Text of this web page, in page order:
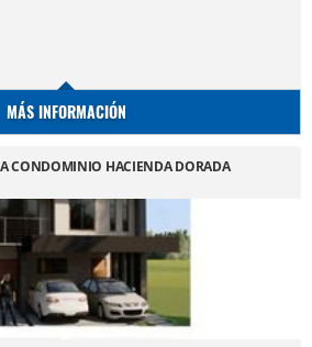
MÁS INFORMACIÓN
CONDOMINIO HACIENDA DORADA